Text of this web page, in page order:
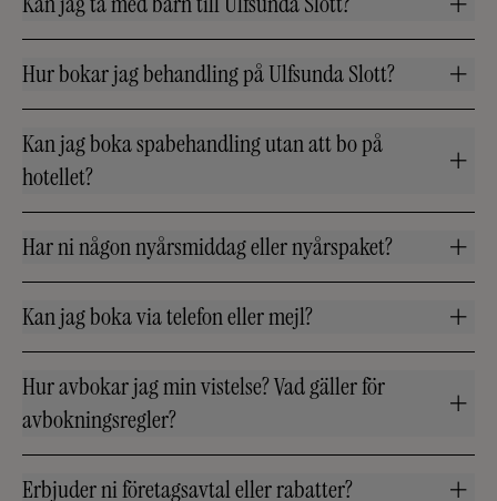
Hur bokar jag behandling på Ulfsunda Slott?
Kan jag boka spabehandling utan att bo på
hotellet?
Har ni någon nyårsmiddag eller nyårspaket?
Kan jag boka via telefon eller mejl?
Hur avbokar jag min vistelse? Vad gäller för
avbokningsregler?
Erbjuder ni företagsavtal eller rabatter?